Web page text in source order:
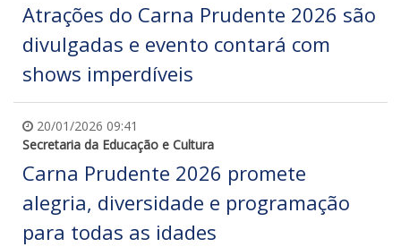
Atrações do Carna Prudente 2026 são
divulgadas e evento contará com
shows imperdíveis
20/01/2026 09:41
Secretaria da Educação e Cultura
Carna Prudente 2026 promete
alegria, diversidade e programação
para todas as idades